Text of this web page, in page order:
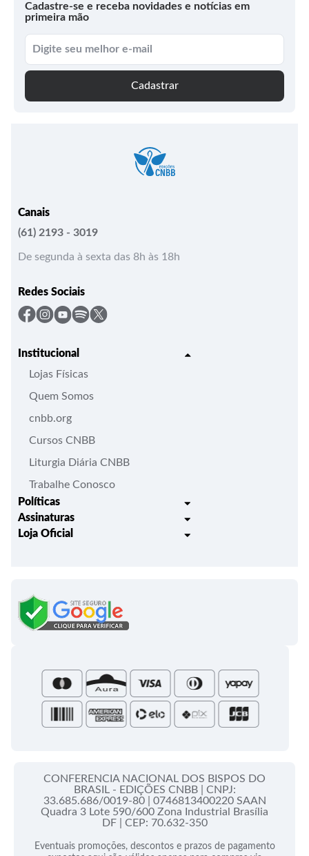
Cadastre-se e receba novidades e notícias em
primeira mão
Cadastrar
Canais
(61) 2193 - 3019
De segunda à sexta das 8h às 18h
Redes Sociais
Institucional
Lojas Físicas
Quem Somos
cnbb.org
Cursos CNBB
Liturgia Diária CNBB
Trabalhe Conosco
Políticas
Trocas e Devoluções
Assinaturas
Liturgia Igreja em Oração
Roteiros Homiléticos
Folhetos e Partituras
Loja Oficial
Bíblias - Tradução Oficial
Campanha da Fraternidade
CONFERENCIA NACIONAL DOS BISPOS DO
BRASIL - EDIÇÕES CNBB | CNPJ:
33.685.686/0019-80 | 0746813400220 SAAN
Quadra 3 Lote 590/600 Zona Industrial Brasília
DF | CEP: 70.632-350
Eventuais promoções, descontos e prazos de pagamento